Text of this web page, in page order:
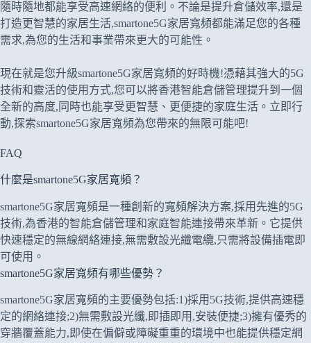
隨時隨地都能享受高速網絡的便利。不論是提升倉儲效率,還是
打造更智慧的家居生活,smartone5G家居寬頻都能滿足您的各種
需求,為您的生活和事業帶來更大的可能性。
現在就是您升級smartone5G家居寬頻的好時機!憑藉其強大的5G
技術和靈活的使用方式,您可以將香港智能倉儲管理提升到一個
全新的高度,同時也能享受更智慧、更便捷的家庭生活。立即行
動,探索smartone5G家居寬頻為您帶來的無限可能吧!
FAQ
什麼是smartone5G家居寬頻？
smartone5G家居寬頻是一種創新的寬頻解決方案,採用先進的5G
技術,為香港的智能倉儲管理和家庭智能連接帶來革新。它提供
快速穩定的無線網絡連接,無需敷設光纖電纜,只需將設備插電即
可使用。
smartone5G家居寬頻有哪些優勢？
smartone5G家居寬頻的主要優勢包括:1)採用5G技術,提供高速穩
定的網絡連接;2)無需敷設光纖,即插即用,安裝便捷;3)擁有優秀的
穿牆覆蓋能力,即使在偏僻或障礙重重的環境中也能提供穩定網